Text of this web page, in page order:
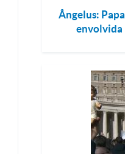
Ângelus:
envolvida